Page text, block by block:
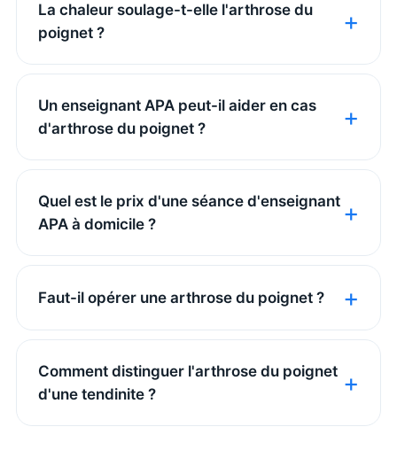
La chaleur soulage-t-elle l'arthrose du
poignet ?
Un enseignant APA peut-il aider en cas
d'arthrose du poignet ?
Quel est le prix d'une séance d'enseignant
APA à domicile ?
Faut-il opérer une arthrose du poignet ?
Comment distinguer l'arthrose du poignet
d'une tendinite ?